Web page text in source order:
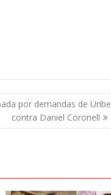
por demandas de Uribe
contra Daniel Coronell